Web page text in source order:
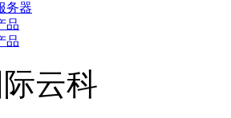
务器
品
品
云科